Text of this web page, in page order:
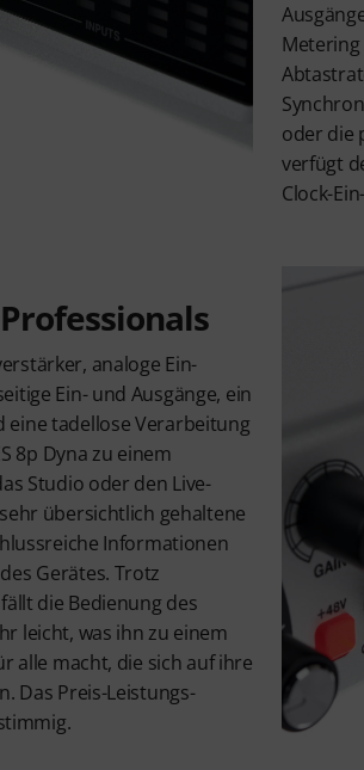
Metering
oder die
verfügt
Clock-
analoge Ein-
Ein- und Ausgänge, ein
eine tadellose Verarbeitung
8p Dyna zu einem
Studio oder den Live-
übersichtlich gehaltene
Informationen
Gerätes. Trotz
die Bedienung des
leicht, was ihn zu einem
alle macht, die sich auf ihre
Das Preis-Leistungs-